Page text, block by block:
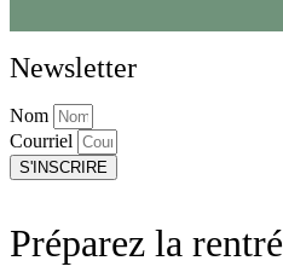
Newsletter
Nom
Courriel
S'INSCRIRE
Préparez la